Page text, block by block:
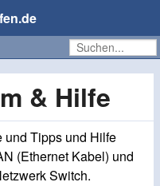
& Hilfe
und Tipps und Hilfe
(Ethernet Kabel) und
Switch.